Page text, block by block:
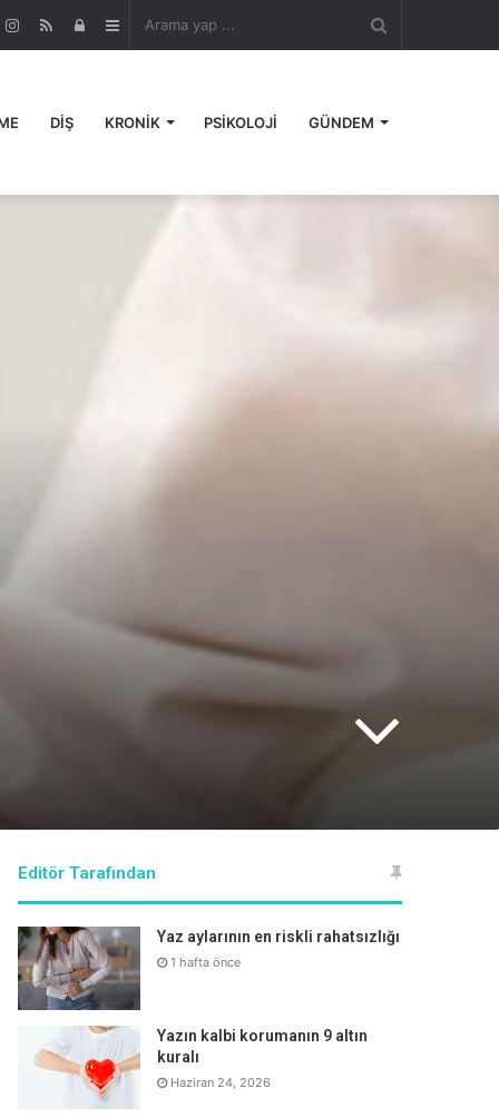
...
Kenar
Kayıt
RSS
Instagram
DİŞ KRONİK PSİKOLOJİ GÜNDEM
Editör Tarafından
Yaz aylarının en riskli rahatsızlığı
1 hafta önce
Yazın kalbi korumanın 9 altın
kuralı
Haziran 24, 2026